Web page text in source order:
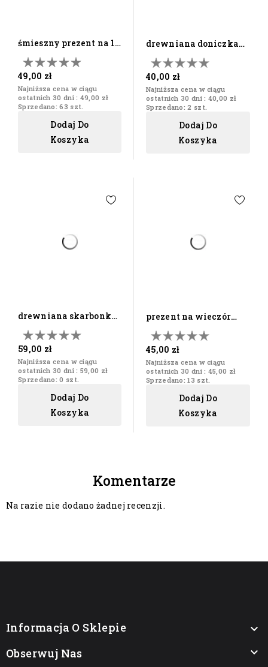
śmieszny prezent na 18
urodziny niezbędnik...
49,00 zł
Najniższa cena w ciągu
ostatnich 30 dni : 49,00 zł
Sprzedano: 63 szt.
Dodaj Do
Koszyka
drewniana doniczka
prezent na dzień
matki...
40,00 zł
Najniższa cena w ciągu
ostatnich 30 dni : 40,00 zł
Sprzedano: 2 szt.
Dodaj Do
Koszyka
drewniana skarbonka
dziecko prezent z...
59,00 zł
Najniższa cena w ciągu
ostatnich 30 dni : 59,00 zł
Sprzedano: 0 szt.
Dodaj Do
Koszyka
prezent na wieczór
kawalerski skrzynka
na...
45,00 zł
Najniższa cena w ciągu
ostatnich 30 dni : 45,00 zł
Sprzedano: 13 szt.
Dodaj Do
Koszyka
Komentarze
Na razie nie dodano żadnej recenzji.
Informacja O Sklepie

Obserwuj Nas
